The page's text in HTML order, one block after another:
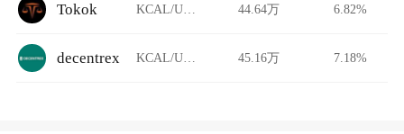
Tokok KCAL/USDT 44.64万 6.82%
decentrex KCAL/USDT 45.16万 7.18%